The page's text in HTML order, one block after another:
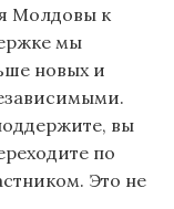
Молдовы к
мы
новых и
вы
по
Это не